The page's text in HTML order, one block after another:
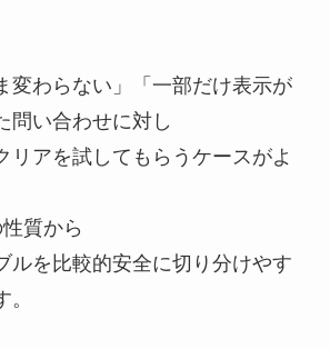
変わらない」「一部だけ表示が
問い合わせに対し
リアを試してもらうケースがよ
質から
ルを比較的安全に切り分けやす